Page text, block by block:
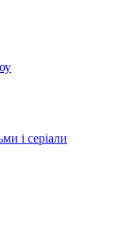
і серіали